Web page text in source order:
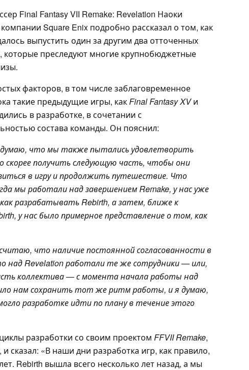
Final Fantasy VII Remake: Revelation Наоки
Square Enix подробно рассказал о том, как
выпустить один за другим два отточенных
которые преследуют многие крупнобюджетные
факторов, в том числе заблаговременное
такие предыдущие игры, какFinal Fantasy XVи
в разработке, в сочетании с
состава команды. Он пояснил:
думаю, что мы также пытались удовлетворить
получить следующую часть, чтобы они
в игру и продолжить путешествие. Что
мы работали над завершением Remake, у нас уже
разрабатывать Rebirth, а затем, ближе к
у нас было примерное представление о том, как
что наличие постоянной согласованности в
надRevelationработали те же сотрудники — или,
коллектива — с момента начала работы над
нам сохранить тот же ритм работы, и я думаю,
разработке идти по плану в течение этого
разработки со своим проектом FFVII Remake,
сказал: «В наши дни разработка игр, как правило,
Rebirth вышла всего несколько лет назад, а мы